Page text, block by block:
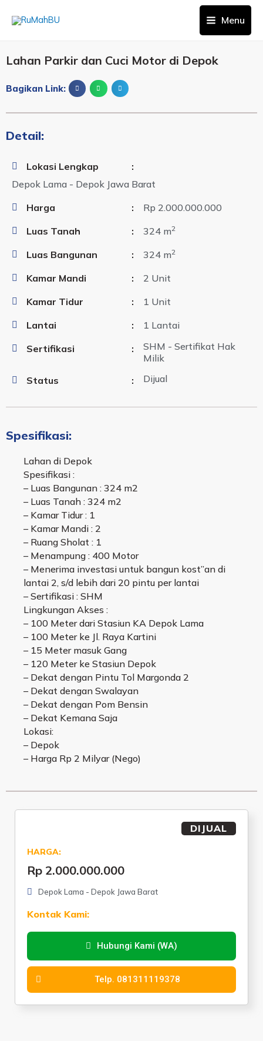
Menu
Lahan Parkir dan Cuci Motor di Depok
Bagikan Link:
Detail:
Lokasi Lengkap
:
Depok Lama - Depok Jawa Barat
Harga
:
Rp 2.000.000.000
Luas Tanah
: 324 m2
Luas Bangunan : 324 m2
Kamar Mandi :
2 Unit
Kamar Tidur
:
1 Unit
Lantai
:
1 Lantai
Sertifikasi
:
SHM - Sertifikat Hak
Milik
Status
: Dijual
Spesifikasi:
Lahan di Depok
Spesifikasi :
– Luas Bangunan : 324 m2
– Luas Tanah : 324 m2
– Kamar Tidur : 1
– Kamar Mandi : 2
– Ruang Sholat : 1
– Menampung : 400 Motor
– Menerima investasi untuk bangun kost”an di
lantai 2, s/d lebih dari 20 pintu per lantai
– Sertifikasi : SHM
Lingkungan Akses :
– 100 Meter dari Stasiun KA Depok Lama
– 100 Meter ke Jl. Raya Kartini
– 15 Meter masuk Gang
– 120 Meter ke Stasiun Depok
– Dekat dengan Pintu Tol Margonda 2
– Dekat dengan Swalayan
– Dekat dengan Pom Bensin
– Dekat Kemana Saja
Lokasi:
– Depok
– Harga Rp 2 Milyar (Nego)
DIJUAL
HARGA:
Rp 2.000.000.000
Depok Lama - Depok Jawa Barat
Kontak Kami:
Hubungi Kami (WA)
Telp. 081311119378